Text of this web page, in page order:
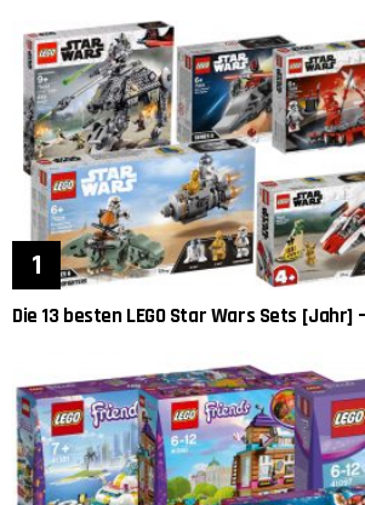
Die 13 besten LEGO Star Wars Sets [Jahr]